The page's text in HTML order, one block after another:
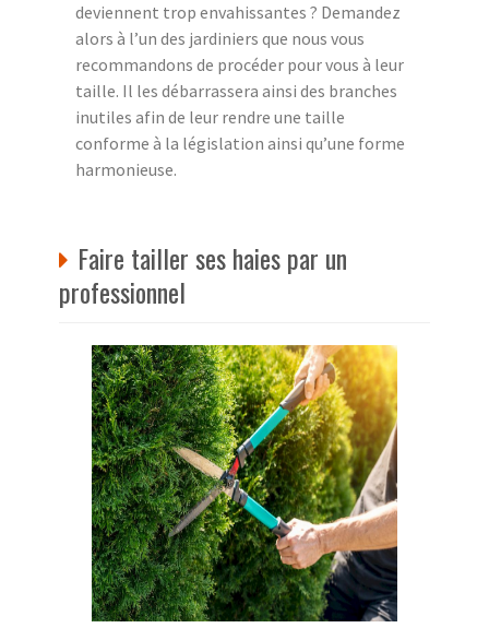
deviennent trop envahissantes ? Demandez
alors à l’un des jardiniers que nous vous
recommandons de procéder pour vous à leur
taille. Il les débarrassera ainsi des branches
inutiles afin de leur rendre une taille
conforme à la législation ainsi qu’une forme
harmonieuse.
Faire tailler ses haies par un
professionnel